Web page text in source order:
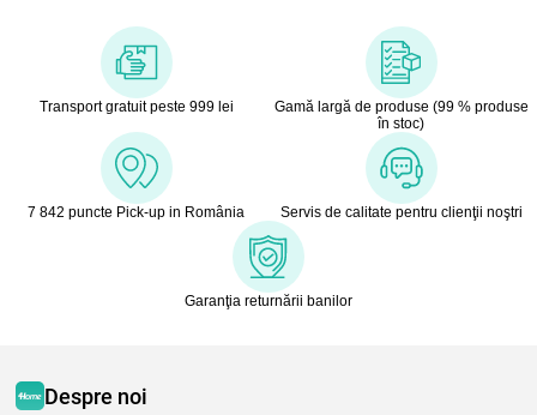
Transport gratuit peste 999 lei
Gamă largă de produse (99 % produse
în stoc)
7 842 puncte Pick-up in România Servis de calitate pentru clienţii noştri
Garanţia returnării banilor
Despre noi